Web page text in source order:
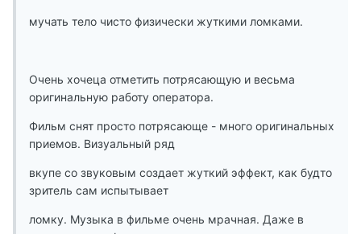
мучать тело чисто физически жуткими ломками.
Очень хочеца отметить потрясающую и весьма
оригинальную работу оператора.
Фильм снят просто потрясающе - много оригинальных
приемов. Визуальный ряд
вкупе со звуковым создает жуткий эффект, как будто
зритель сам испытывает
ломку. Музыка в фильме очень мрачная. Даже в